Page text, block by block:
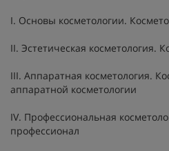
I. Основы косметологии.
II. Эстетическая косметология.
III. Аппаратная косметология.
аппаратной косметологии
IV. Профессиональная
профессионал